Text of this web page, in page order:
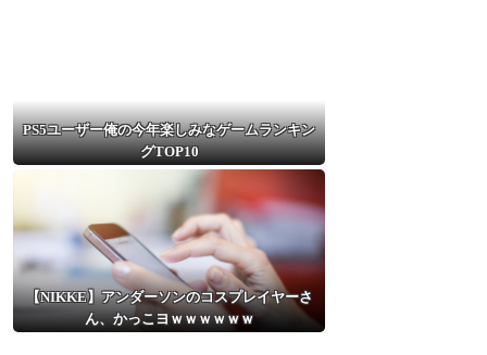
PS5ユーザー俺の今年楽しみなゲームランキン
グTOP10
【NIKKE】アンダーソンのコスプレイヤーさ
ん、かっこヨｗｗｗｗｗｗ